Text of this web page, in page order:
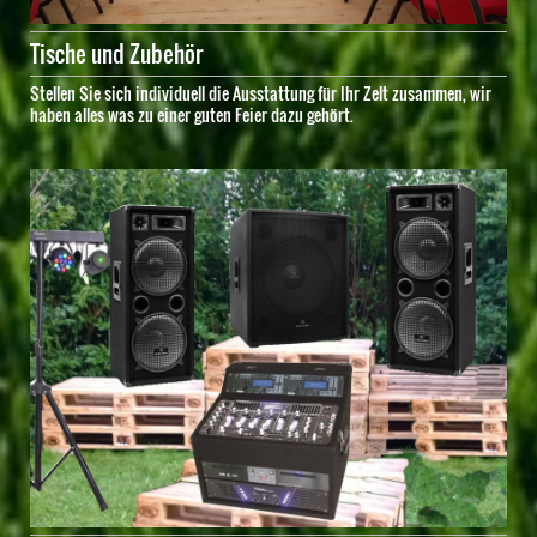
Tische und Zubehör
Stellen Sie sich individuell die Ausstattung für Ihr Zelt zusammen, wir
haben alles was zu einer guten Feier dazu gehört.